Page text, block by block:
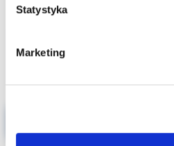
Statystyka
Marketing